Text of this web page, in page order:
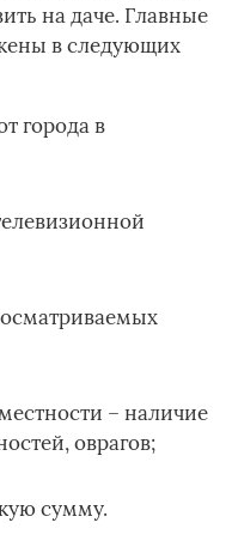
на даче. Главные
в следующих
города в
– наличие
оврагов;
сумму.